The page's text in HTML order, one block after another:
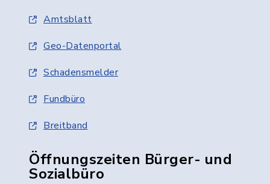
Amtsblatt
Geo-Datenportal
Schadensmelder
Fundbüro
Breitband
Öffnungszeiten Bürger- und
Sozialbüro